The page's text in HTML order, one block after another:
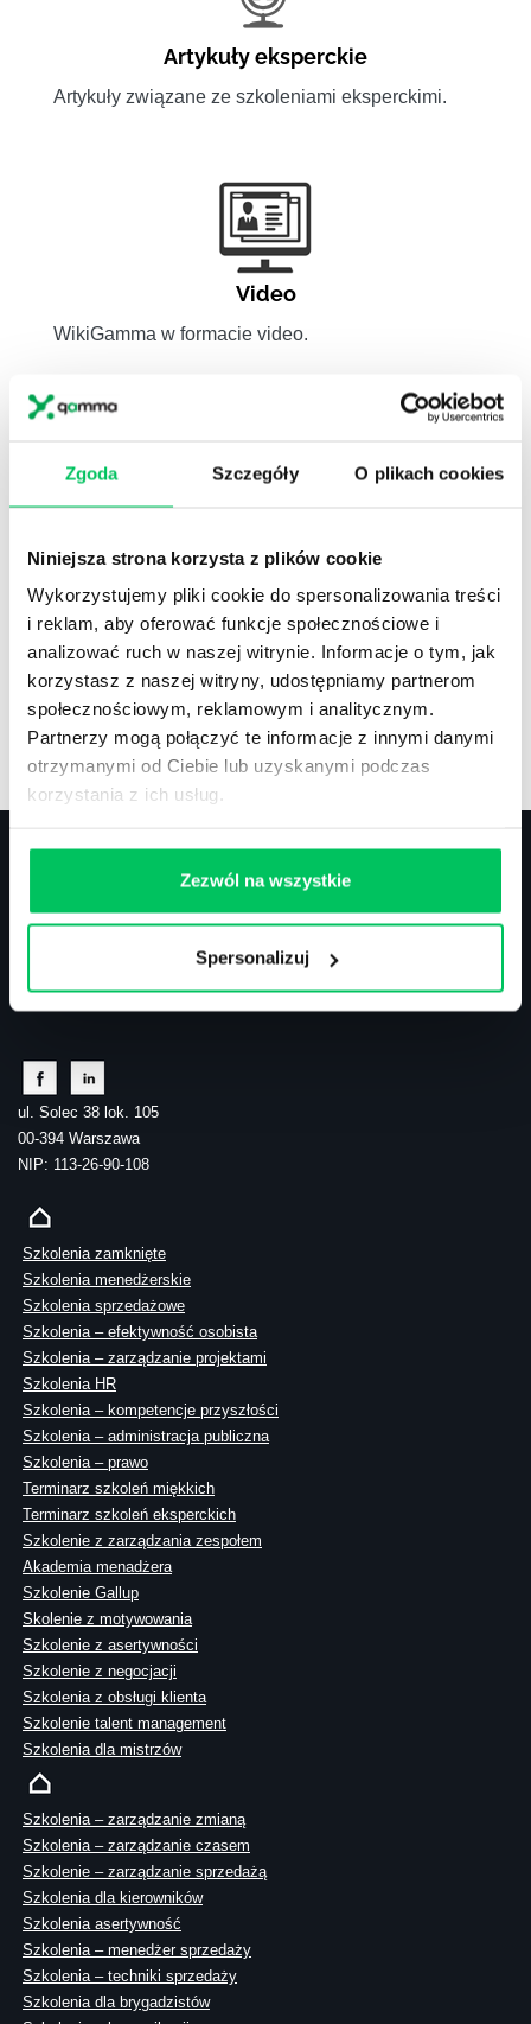
Zgoda Szczegóły O plikach cookies
Niniejsza strona korzysta z plików cookie
Wykorzystujemy pliki cookie do spersonalizowania treści
i reklam, aby oferować funkcje społecznościowe i
analizować ruch w naszej witrynie. Informacje o tym, jak
korzystasz z naszej witryny, udostępniamy partnerom
społecznościowym, reklamowym i analitycznym.
Partnerzy mogą połączyć te informacje z innymi danymi
otrzymanymi od Ciebie lub uzyskanymi podczas
korzystania z ich usług.
Zezwól na wszystkie
Spersonalizuj
Artykuły eksperckie
Artykuły związane ze szkoleniami eksperckimi.
Video
WikiGamma w formacie video.
zawodów.
Artykuły,Artykuły cd.,Prawo
Standardowe informacje z obszaru szkoleń.
Kontakt
tel.: 505 273 550
ul. Solec 38 lok. 105
00-394 Warszawa
NIP: 113-26-90-108
Szkolenia zamknięte
Szkolenia menedżerskie
Szkolenia sprzedażowe
Szkolenia – efektywność osobista
Szkolenia – zarządzanie projektami
Szkolenia HR
Szkolenia – kompetencje przyszłości
Szkolenia – administracja publiczna
Szkolenia – prawo
Terminarz szkoleń miękkich
Terminarz szkoleń eksperckich
Szkolenie z zarządzania zespołem
Akademia menadżera
Szkolenie Gallup
Skolenie z motywowania
Szkolenie z asertywności
Szkolenie z negocjacji
Szkolenia z obsługi klienta
Szkolenie talent management
Szkolenia dla mistrzów
Szkolenia – zarządzanie zmianą
Szkolenia – zarządzanie czasem
Szkolenie – zarządzanie sprzedażą
Szkolenia dla kierowników
Szkolenia asertywność
Szkolenia – menedżer sprzedaży
Szkolenia – techniki sprzedaży
Szkolenia dla brygadzistów